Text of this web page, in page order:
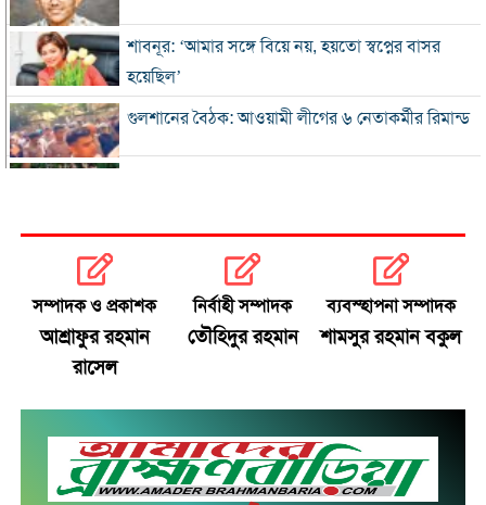
শাবনূর: ‘আমার সঙ্গে বিয়ে নয়, হয়তো স্বপ্নের বাসর
হয়েছিল’
গুলশানের বৈঠক: আওয়ামী লীগের ৬ নেতাকর্মীর রিমান্ড
গ্যাস-বিদ্যুৎ সংকটে শিল্প, ঋণের সুদ মওকুফ চায়
বিএনপি নেতা আজাদের দলীয় পদ স্থগিত
অভিযোগ
সম্পাদক ও প্রকাশক
আশ্রাফুর রহমান
রাসেল
নির্বাহী সম্পাদক
তৌহিদুর রহমান
ব্যবস্হাপনা সম্পাদক
শামসুর রহমান বকুল